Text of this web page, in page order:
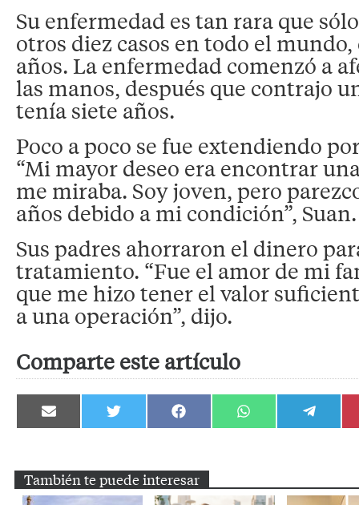
Su enfermedad es tan rara que
otros diez casos en todo el
años. La enfermedad comenzó a
las manos, después que contrajo
tenía siete años.
Poco a poco se fue extendiendo
“Mi mayor deseo era encontrar
me miraba. Soy joven, pero
años debido a mi condición”, Suan.
Sus padres ahorraron el dinero
tratamiento. “Fue el amor de mi
que me hizo tener el valor
a una operación”, dijo.
Comparte este artículo
Compartir
en
Compartir
en
Compartir
en
Compartir
en
Compartir
en
También te puede interesar